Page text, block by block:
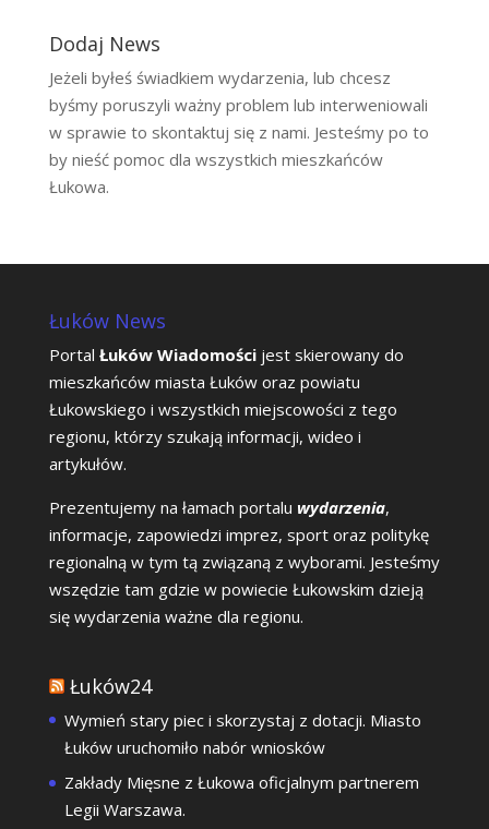
Dodaj News
Jeżeli byłeś świadkiem wydarzenia, lub chcesz
byśmy poruszyli ważny problem lub interweniowali
w sprawie to skontaktuj się z nami. Jesteśmy po to
by nieść pomoc dla wszystkich mieszkańców
Łukowa.
Łuków News
Portal Łuków Wiadomościjest skierowany do
mieszkańców miasta Łuków oraz powiatu
Łukowskiego i wszystkich miejscowości z tego
regionu, którzy szukają informacji, wideo i
artykułów.
Prezentujemy na łamach portalu wydarzenia,
informacje, zapowiedzi imprez, sport oraz politykę
regionalną w tym tą związaną z wyborami. Jesteśmy
wszędzie tam gdzie w powiecie Łukowskim dzieją
się wydarzenia ważne dla regionu.
Łuków24
Wymień stary piec i skorzystaj z dotacji. Miasto
Łuków uruchomiło nabór wniosków
Zakłady Mięsne z Łukowa oficjalnym partnerem
Legii Warszawa.